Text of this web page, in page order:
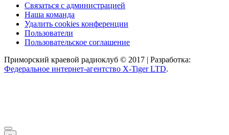
Связаться с администрацией
Наша команда
Удалить cookies конференции
Пользователи
Пользовательское соглашение
Приморский краевой радиоклуб © 2017 | Разработка:
Федеральное интернет-агентство X-Tiger LTD.